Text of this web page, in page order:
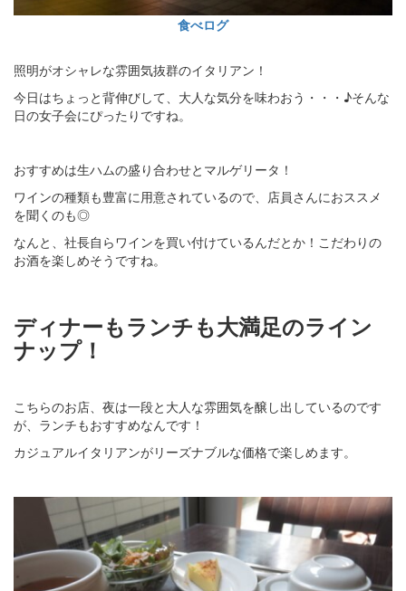
食べログ
照明がオシャレな雰囲気抜群のイタリアン！
今日はちょっと背伸びして、大人な気分を味わおう・・・♪そんな
日の女子会にぴったりですね。
おすすめは生ハムの盛り合わせとマルゲリータ！
ワインの種類も豊富に用意されているので、店員さんにおススメ
を聞くのも◎
なんと、社長自らワインを買い付けているんだとか！こだわりの
お酒を楽しめそうですね。
ディナーもランチも大満足のライン
ナップ！
こちらのお店、夜は一段と大人な雰囲気を醸し出しているのです
が、ランチもおすすめなんです！
カジュアルイタリアンがリーズナブルな価格で楽しめます。